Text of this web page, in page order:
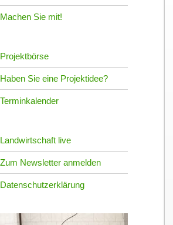
Machen Sie mit!
Projektbörse
Haben Sie eine Projektidee?
Terminkalender
Landwirtschaft live
Zum Newsletter anmelden
Datenschutzerklärung